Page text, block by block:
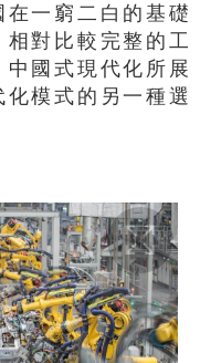
一窮二白的基礎
相對比較完整的工
國式現代化所展
模式的另一種選